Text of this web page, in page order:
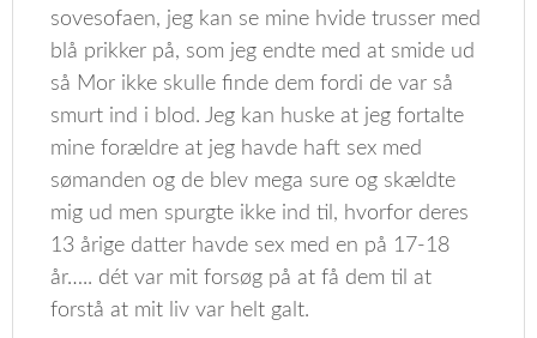
sovesofaen, jeg kan se mine hvide trusser med
blå prikker på, som jeg endte med at smide ud
så Mor ikke skulle finde dem fordi de var så
smurt ind i blod. Jeg kan huske at jeg fortalte
mine forældre at jeg havde haft sex med
sømanden og de blev mega sure og skældte
mig ud men spurgte ikke ind til, hvorfor deres
13 årige datter havde sex med en på 17-18
år….. dét var mit forsøg på at få dem til at
forstå at mit liv var helt galt.